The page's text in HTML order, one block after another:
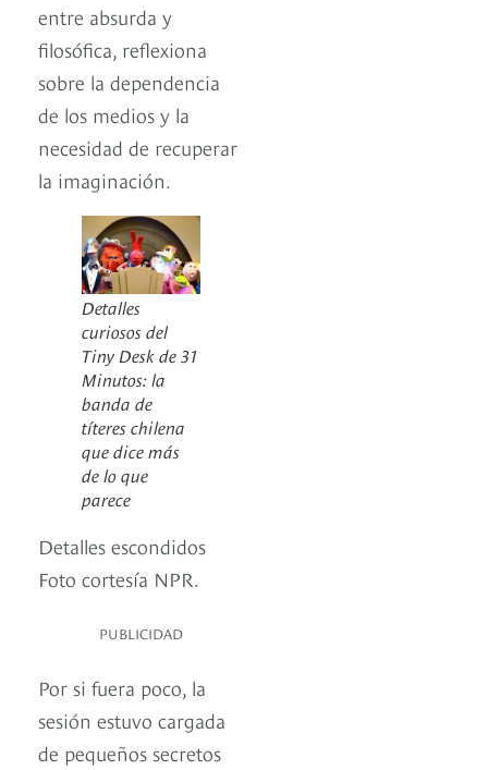
entre absurda y
filosófica, reflexiona
sobre la dependencia
de los medios y la
necesidad de recuperar
la imaginación.
Detalles
curiosos del
Tiny Desk de 31
Minutos: la
banda de
títeres chilena
que dice más
de lo que
parece
Detalles escondidos
Foto cortesía NPR.
PUBLICIDAD
Por si fuera poco, la
sesión estuvo cargada
de pequeños secretos